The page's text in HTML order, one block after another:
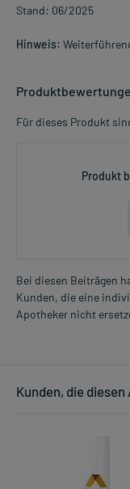
Stand: 06/2025
Hinweis:
Für dieses Produkt
Produkt
Bei diesen Beiträgen
Kunden, die eine
Apotheker nicht
Kunden, die